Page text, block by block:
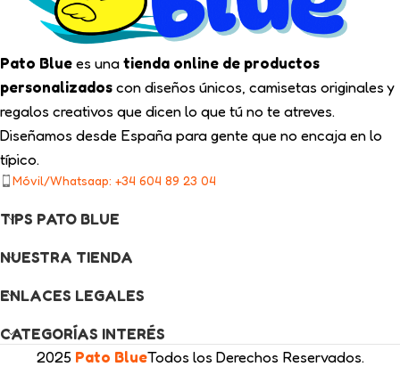
Pato Bluees unatienda online de productos
personalizadoscon diseños únicos, camisetas originales y
regalos creativos que dicen lo que tú no te atreves.
Diseñamos desde España para gente que no encaja en lo
típico.
Móvil/Whatsaap: +34 604 89 23 04
TIPS PATO BLUE
NUESTRA TIENDA
ENLACES LEGALES
CATEGORÍAS INTERÉS
2025 Pato BlueTodos los Derechos Reservados.